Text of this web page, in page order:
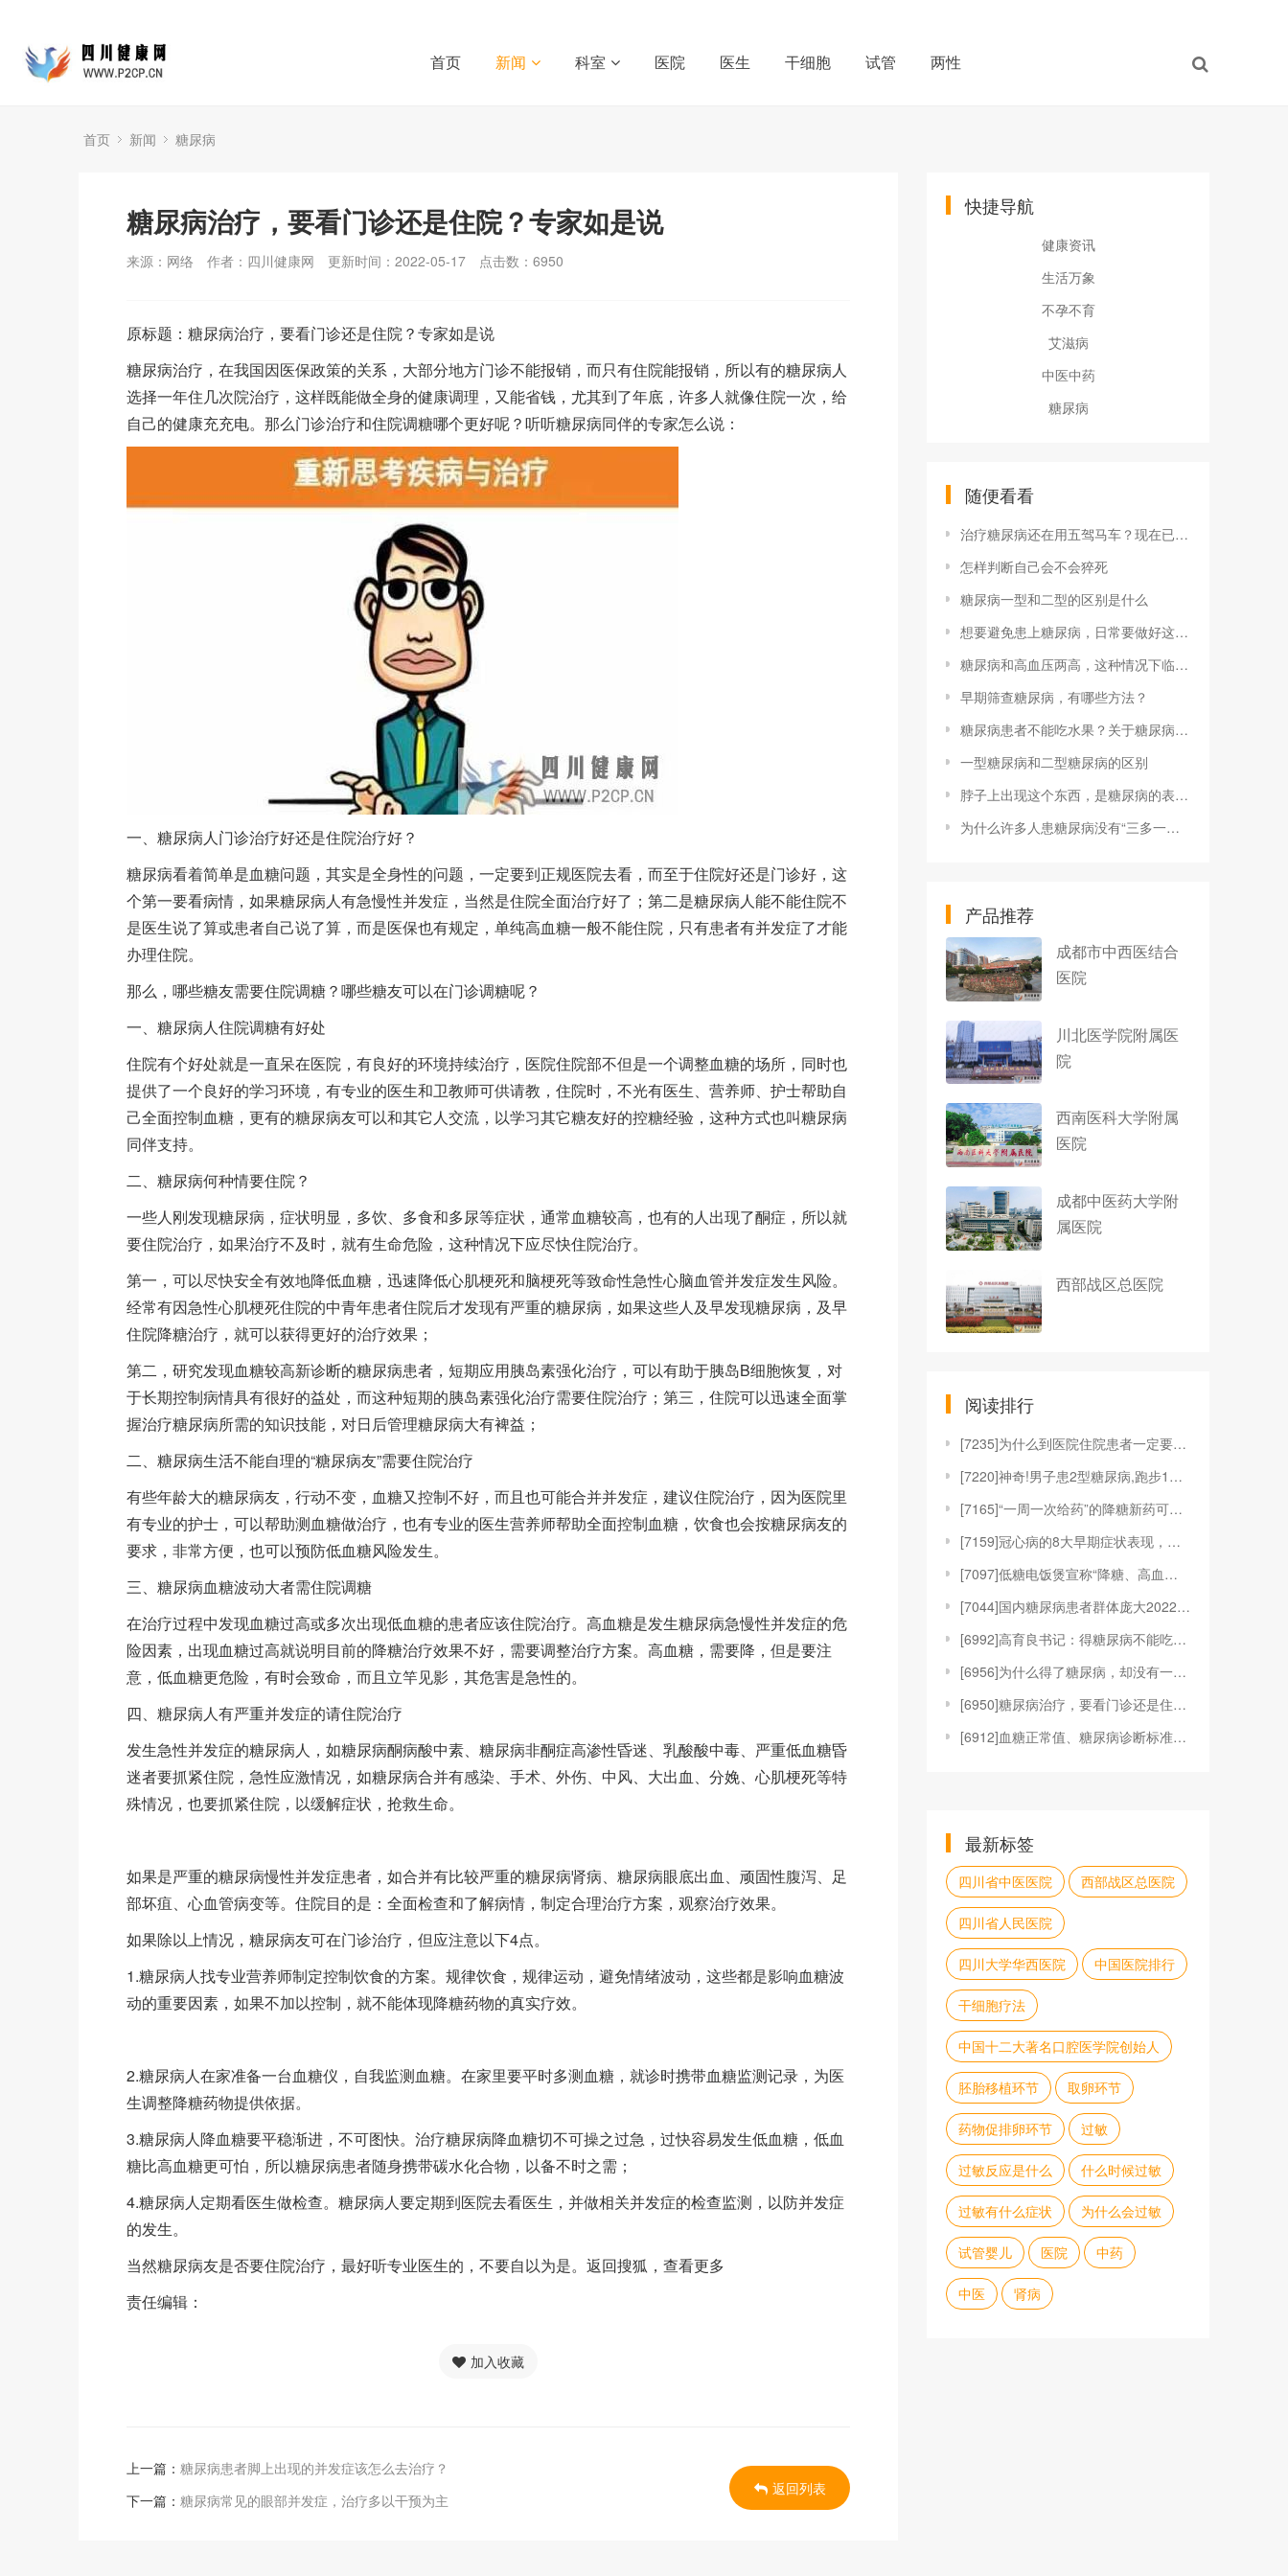
首页 新闻 科室 医院 医生 干细胞 试管 两性
首页 新闻 糖尿病
糖尿病治疗，要看门诊还是住院？专家如是说
来源：网络 作者：四川健康网 更新时间：2022-05-17 点击数： 6950
原标题：糖尿病治疗，要看门诊还是住院？专家如是说
糖尿病治疗，在我国因医保政策的关系，大部分地方门诊不能报销，而只有住院能报销，所以有的糖尿病人
选择一年住几次院治疗，这样既能做全身的健康调理，又能省钱，尤其到了年底，许多人就像住院一次，给
自己的健康充充电。那么门诊治疗和住院调糖哪个更好呢？听听糖尿病同伴的专家怎么说：
一、糖尿病人门诊治疗好还是住院治疗好？
糖尿病看着简单是血糖问题，其实是全身性的问题，一定要到正规医院去看，而至于住院好还是门诊好，这
个第一要看病情，如果糖尿病人有急慢性并发症，当然是住院全面治疗好了；第二是糖尿病人能不能住院不
是医生说了算或患者自己说了算，而是医保也有规定，单纯高血糖一般不能住院，只有患者有并发症了才能
办理住院。
那么，哪些糖友需要住院调糖？哪些糖友可以在门诊调糖呢？
一、糖尿病人住院调糖有好处
住院有个好处就是一直呆在医院，有良好的环境持续治疗，医院住院部不但是一个调整血糖的场所，同时也
提供了一个良好的学习环境，有专业的医生和卫教师可供请教，住院时，不光有医生、营养师、护士帮助自
己全面控制血糖，更有的糖尿病友可以和其它人交流，以学习其它糖友好的控糖经验，这种方式也叫糖尿病
同伴支持。
二、糖尿病何种情要住院？
一些人刚发现糖尿病，症状明显，多饮、多食和多尿等症状，通常血糖较高，也有的人出现了酮症，所以就
要住院治疗，如果治疗不及时，就有生命危险，这种情况下应尽快住院治疗。
第一，可以尽快安全有效地降低血糖，迅速降低心肌梗死和脑梗死等致命性急性心脑血管并发症发生风险。
经常有因急性心肌梗死住院的中青年患者住院后才发现有严重的糖尿病，如果这些人及早发现糖尿病，及早
住院降糖治疗，就可以获得更好的治疗效果；
第二，研究发现血糖较高新诊断的糖尿病患者，短期应用胰岛素强化治疗，可以有助于胰岛B细胞恢复，对
于长期控制病情具有很好的益处，而这种短期的胰岛素强化治疗需要住院治疗；第三，住院可以迅速全面掌
握治疗糖尿病所需的知识技能，对日后管理糖尿病大有裨益；
二、糖尿病生活不能自理的“糖尿病友”需要住院治疗
有些年龄大的糖尿病友，行动不变，血糖又控制不好，而且也可能合并并发症，建议住院治疗，因为医院里
有专业的护士，可以帮助测血糖做治疗，也有专业的医生营养师帮助全面控制血糖，饮食也会按糖尿病友的
要求，非常方便，也可以预防低血糖风险发生。
三、糖尿病血糖波动大者需住院调糖
在治疗过程中发现血糖过高或多次出现低血糖的患者应该住院治疗。高血糖是发生糖尿病急慢性并发症的危
险因素，出现血糖过高就说明目前的降糖治疗效果不好，需要调整治疗方案。高血糖，需要降，但是要注
意，低血糖更危险，有时会致命，而且立竿见影，其危害是急性的。
四、糖尿病人有严重并发症的请住院治疗
发生急性并发症的糖尿病人，如糖尿病酮病酸中素、糖尿病非酮症高渗性昏迷、乳酸酸中毒、严重低血糖昏
迷者要抓紧住院，急性应激情况，如糖尿病合并有感染、手术、外伤、中风、大出血、分娩、心肌梗死等特
殊情况，也要抓紧住院，以缓解症状，抢救生命。
如果是严重的糖尿病慢性并发症患者，如合并有比较严重的糖尿病肾病、糖尿病眼底出血、顽固性腹泻、足
部坏疽、心血管病变等。住院目的是：全面检查和了解病情，制定合理治疗方案，观察治疗效果。
如果除以上情况，糖尿病友可在门诊治疗，但应注意以下4点。
1.糖尿病人找专业营养师制定控制饮食的方案。规律饮食，规律运动，避免情绪波动，这些都是影响血糖波
动的重要因素，如果不加以控制，就不能体现降糖药物的真实疗效。
2.糖尿病人在家准备一台血糖仪，自我监测血糖。在家里要平时多测血糖，就诊时携带血糖监测记录，为医
生调整降糖药物提供依据。
3.糖尿病人降血糖要平稳渐进，不可图快。治疗糖尿病降血糖切不可操之过急，过快容易发生低血糖，低血
糖比高血糖更可怕，所以糖尿病患者随身携带碳水化合物，以备不时之需；
4.糖尿病人定期看医生做检查。糖尿病人要定期到医院去看医生，并做相关并发症的检查监测，以防并发症
的发生。
当然糖尿病友是否要住院治疗，最好听专业医生的，不要自以为是。返回搜狐，查看更多
责任编辑：
加入收藏
上一篇： 糖尿病患者脚上出现的并发症该怎么去治疗？
下一篇： 糖尿病常见的眼部并发症，治疗多以干预为主
返回列表
快捷导航
健康资讯
生活万象
不孕不育
艾滋病
中医中药
糖尿病
随便看看
治疗糖尿病还在用五驾马车？现在已经有了更好的治疗方法啦
怎样判断自己会不会猝死
糖尿病一型和二型的区别是什么
想要避免患上糖尿病，日常要做好这5件事，或能远离糖尿病困扰
糖尿病和高血压两高，这种情况下临床表现是什么样的？
早期筛查糖尿病，有哪些方法？
糖尿病患者不能吃水果？关于糖尿病，这6个误区要避免
一型糖尿病和二型糖尿病的区别
脖子上出现这个东西，是糖尿病的表现！赶快重视起来
为什么许多人患糖尿病没有“三多一少”症状呢？
产品推荐
成都市中西医结合
医院
川北医学院附属医
院
西南医科大学附属
医院
成都中医药大学附
属医院
西部战区总医院
阅读排行
[7235]为什么到医院住院患者一定要化验尿液？为何
[7220]神奇!男子患2型糖尿病,跑步1年后,各项
[7165]“一周一次给药”的降糖新药可医保报销,2
[7159]冠心病的8大早期症状表现，希望你能早点知
[7097]低糖电饭煲宣称“降糖、高血糖专用”涉苏泊
[7044]国内糖尿病患者群体庞大2022年后硫辛酸
[6992]高育良书记：得糖尿病不能吃糖，能吃木糖醇
[6956]为什么得了糖尿病，却没有一点症状？这些隐
[6950]糖尿病治疗，要看门诊还是住院？专家如是说
[6912]血糖正常值、糖尿病诊断标准、糖尿病控制目
最新标签
四川省中医医院 西部战区总医院
四川省人民医院
四川大学华西医院 中国医院排行
干细胞疗法
中国十二大著名口腔医学院创始人
胚胎移植环节 取卵环节
药物促排卵环节 过敏
过敏反应是什么 什么时候过敏
过敏有什么症状 为什么会过敏
试管婴儿 医院 中药
中医 肾病